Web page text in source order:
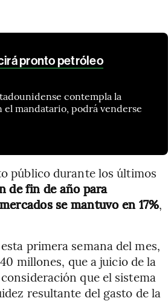
pronto petróleo
contempla la
mandatario, podrá venderse
público durante los últimos
de fin de año para
se mantuvo en 17%,
primera semana del mes,
millones, que a juicio de la
que el sistema
resultante del gasto de la